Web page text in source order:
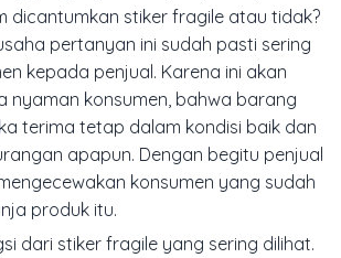
dicantumkan stiker fragile atau tidak?
pertanyan ini sudah pasti sering
kepada penjual. Karena ini akan
nyaman konsumen, bahwa barang
terima tetap dalam kondisi baik dan
apapun. Dengan begitu penjual
konsumen yang sudah
produk itu.
dari stiker fragile yang sering dilihat.